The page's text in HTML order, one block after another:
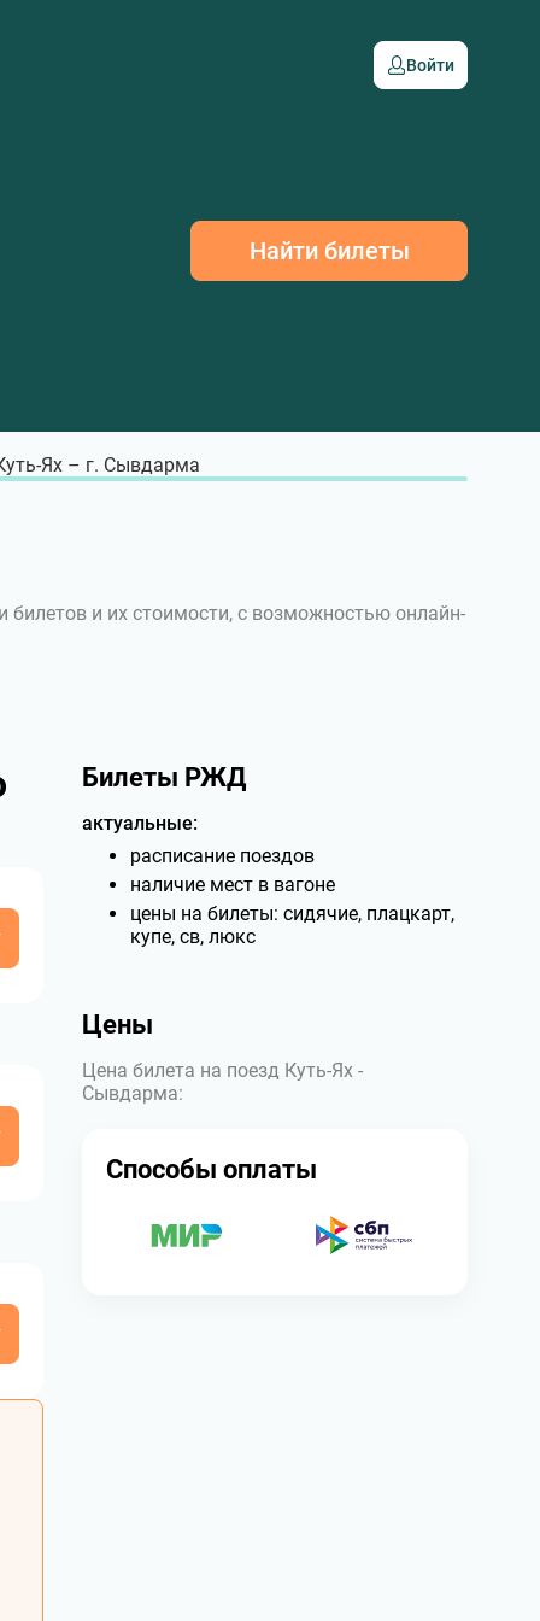
Войти
Найти билеты
Ях – г. Сывдарма
билетов и их стоимости, с возможностью онлайн-
Билеты РЖД
актуальные:
расписание поездов
наличие мест в вагоне
цены на билеты: сидячие, плацкарт,
купе, св, люкс
Цены
Цена билета на поезд Куть-Ях -
Сывдарма:
Способы оплаты